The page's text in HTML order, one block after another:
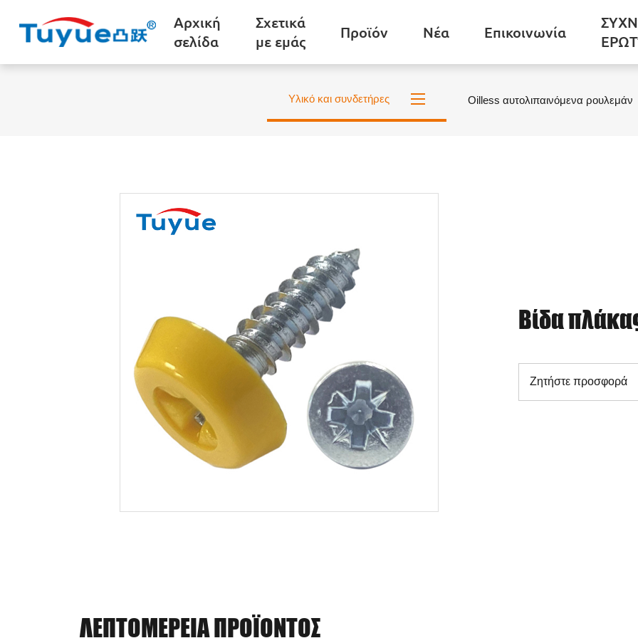
Αρχική
σελίδα
Σχετικά
με εμάς
Προϊόν Νέα Επικοινωνία
Υλικό και συνδετήρες Oilless αυτολιπαινόμενα ρουλεμάν
Βίδα
Ζητήστε προσφορά
ΛΕΠΤΟΜΈΡΕΙΑ ΠΡΟΪΌΝΤΟΣ